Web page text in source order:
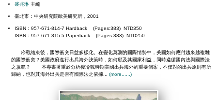
裘兆琳 主編
臺北市：中央研究院歐美研究所，2001
ISBN：957-671-814-7 Hardback (Pages:383) NTD350
ISBN：957-671-815-5 Paperback (Pages:383) NTD250
冷戰結束後，國際衝突日益多樣化。在變化莫測的國際情勢中，美國如何應付越來越複雜
的國際衝突？美國政府進行出兵海外決策時，如何顧及其國家利益，同時遵循國內法與國際法
之規範？ 本專書著重於分析後冷戰時期美國出兵海外的重要個案，不僅對的出兵原則有所
歸納，也對其海外出兵是否有國際法之依據... (more......)